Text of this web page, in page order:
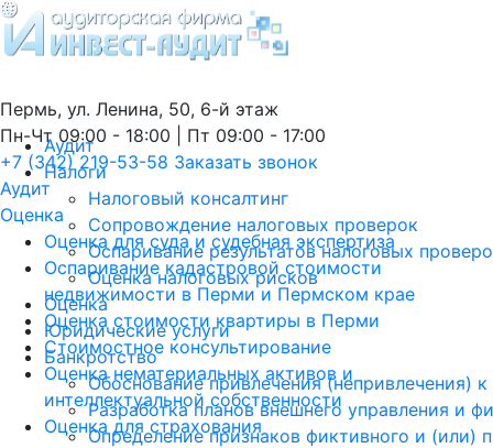
Пермь, ул. Ленина, 50, 6-й этаж
Пн-Чт 09:00 - 18:00 | Пт 09:00 - 17:00
+7 (342) 219-53-58 Заказать звонок
Аудит
Оценка
Оценка для суда и судебная экспертиза
Оспаривание кадастровой стоимости
недвижимости в Перми и Пермском крае
Оценка стоимости квартиры в Перми
Стоимостное консультирование
Оценка нематериальных активов и
интеллектуальной собственности
Оценка для страхования
Аудит
Налоги
Налоговый консалтинг
Сопровождение налоговых проверок
Оспаривание результатов налоговых
Оценка налоговых рисков
Оценка
Юридические услуги
Банкротство
Обоснование привлечения (непривлечения)
Разработка планов внешнего управления и
Определение признаков фиктивного и (или)